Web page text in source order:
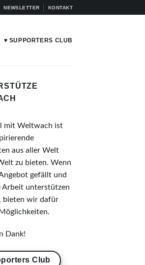
NEWSLETTER KONTAKT
♥ SUPPORTERS CLUB
mit Weltwach ist
aus aller Welt
zu bieten. Wenn
gefällt und
Arbeit unterstützen
bieten wir dafür
Dank!
Club